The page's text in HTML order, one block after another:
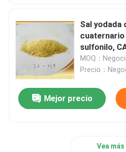
Sal yodada
sulfonilo,
MOQ：
Precio：
Mejor precio
Vea más